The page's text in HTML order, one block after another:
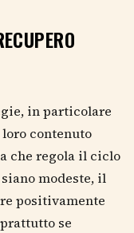
in particolare
contenuto
che regola il ciclo
modeste, il
positivamente
se